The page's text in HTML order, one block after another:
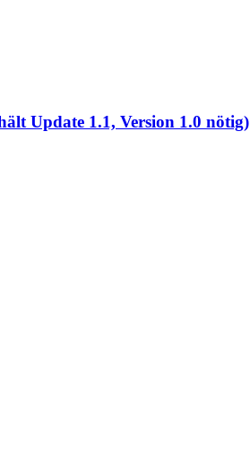
Update 1.1, Version 1.0 nötig)